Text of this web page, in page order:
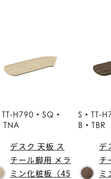
TT-H790・SQ・
TNA
デスク 天板 ス
チール脚用 メラ
ミン化粧板（45
S・TT-
B・TBR
デ
チ
ミ